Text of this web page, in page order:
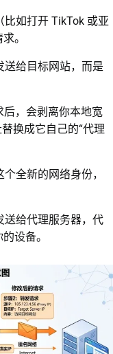
比如打开 TikTok 或亚
。
送给目标网站，而是
，会剥离你本地宽
换成它自己的“代理
全新的网络身份，
送给代理服务器，代
设备。